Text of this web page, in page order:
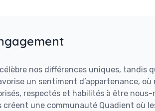
nos différences uniques, tandis
un sentiment d’appartenance, où
respectés et habilités à être nous-
créent une communauté Quadient où